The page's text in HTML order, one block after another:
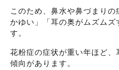
このため、鼻水や鼻づまり
かゆい」「耳の奥がムズムズ
す。
花粉症の症状が重い年ほど
傾向があります。